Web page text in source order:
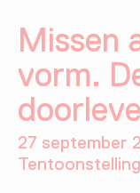
Missen
vorm.
27 september
Tentoonstelling